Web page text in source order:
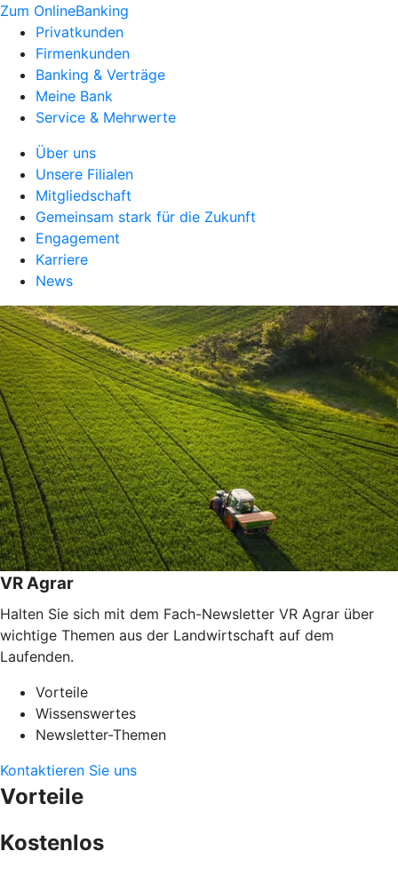
Zum OnlineBanking
Privatkunden
Firmenkunden
Banking & Verträge
Meine Bank
Service & Mehrwerte
Über uns
Unsere Filialen
Mitgliedschaft
Gemeinsam stark für die Zukunft
Engagement
Karriere
News
VR Agrar
Halten Sie sich mit dem Fach-Newsletter VR Agrar über
wichtige Themen aus der Landwirtschaft auf dem
Laufenden.
Vorteile
Wissenswertes
Newsletter-Themen
Kontaktieren Sie uns
Vorteile
Kostenlos